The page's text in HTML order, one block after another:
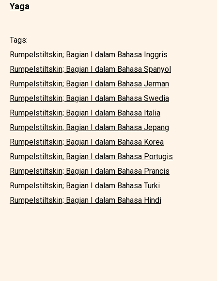
Yaga
Tags:
Rumpelstiltskin; Bagian I dalam Bahasa Inggris
Rumpelstiltskin; Bagian I dalam Bahasa Spanyol
Rumpelstiltskin; Bagian I dalam Bahasa Jerman
Rumpelstiltskin; Bagian I dalam Bahasa Swedia
Rumpelstiltskin; Bagian I dalam Bahasa Italia
Rumpelstiltskin; Bagian I dalam Bahasa Jepang
Rumpelstiltskin; Bagian I dalam Bahasa Korea
Rumpelstiltskin; Bagian I dalam Bahasa Portugis
Rumpelstiltskin; Bagian I dalam Bahasa Prancis
Rumpelstiltskin; Bagian I dalam Bahasa Turki
Rumpelstiltskin; Bagian I dalam Bahasa Hindi